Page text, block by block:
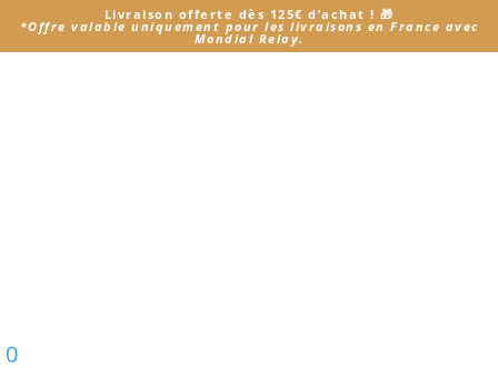
Livraison offerte dès 125€ d’achat ! 🎁
*Offre valable uniquement pour les livraisons en France avec
Mondial Relay.
0